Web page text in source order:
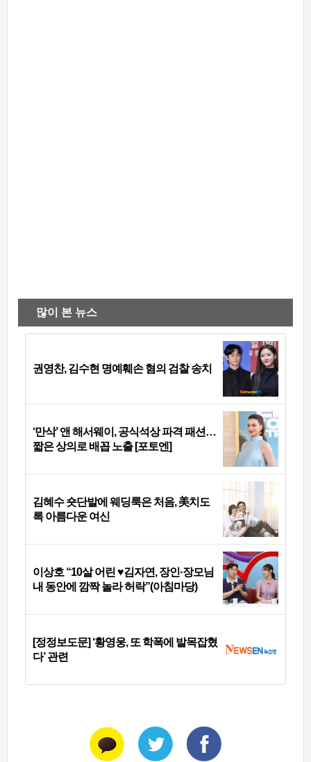
많이 본 뉴스
권영찬, 김수현 명예훼손 혐의 검찰 송치
‘만삭’ 앤 해서웨이, 공식석상 파격 패션…
짧은 상의로 배꼽 노출 [포토엔]
김혜수 숏단발에 웨딩룩은 처음, 美치도
록 아름다운 여신
이상호 “10살 어린 ♥김자연, 장인·장모님
내 동안에 깜짝 놀라 허락”(아침마당)
[정정보도문] ‘황영웅, 또 학폭에 발목잡혔
다’ 관련